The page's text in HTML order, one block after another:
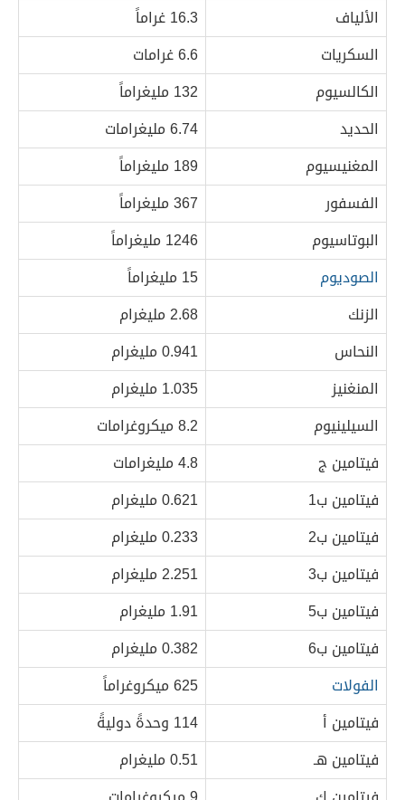
الألياف
16.3 غراماً
السكريات
6.6 غرامات
الكالسيوم
132 مليغراماً
الحديد
6.74 مليغرامات
المغنيسيوم
189 مليغراماً
الفسفور
367 مليغراماً
البوتاسيوم
1246 مليغراماً
الصوديوم
15 مليغراماً
الزنك
2.68 مليغرام
النحاس
0.941 مليغرام
المنغنيز
1.035 مليغرام
السيلينيوم
8.2 ميكروغرامات
فيتامين ج
4.8 مليغرامات
فيتامين ب1
0.621 مليغرام
فيتامين ب2
0.233 مليغرام
فيتامين ب3
2.251 مليغرام
فيتامين ب5
1.91 مليغرام
فيتامين ب6
0.382 مليغرام
الفولات
625 ميكروغراماً
فيتامين أ
114 وحدةً دوليةً
فيتامين هـ
0.51 مليغرام